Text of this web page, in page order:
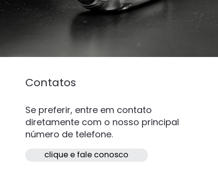
Contatos
Se preferir, entre em contato
diretamente com o nosso principal
número de telefone.
clique e fale conosco